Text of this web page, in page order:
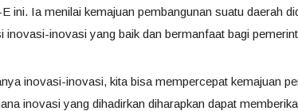
ini. Ia menilai kemajuan pembangunan suatu daerah
inovasi-inovasi yang baik dan bermanfaat bagi
inovasi-inovasi, kita bisa mempercepat kemajuan
inovasi yang dihadirkan diharapkan dapat